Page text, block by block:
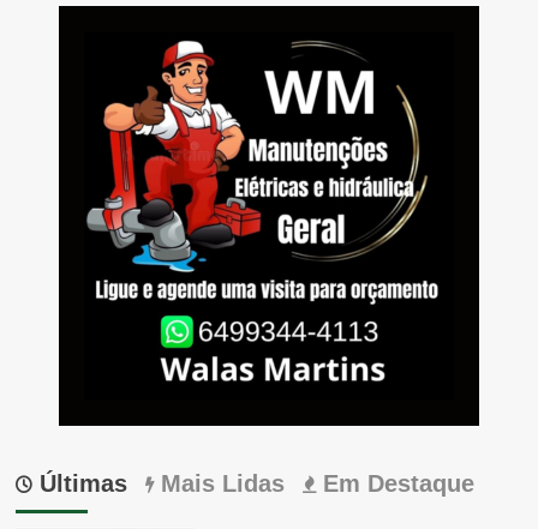
Últimas Mais Lidas Em Destaque